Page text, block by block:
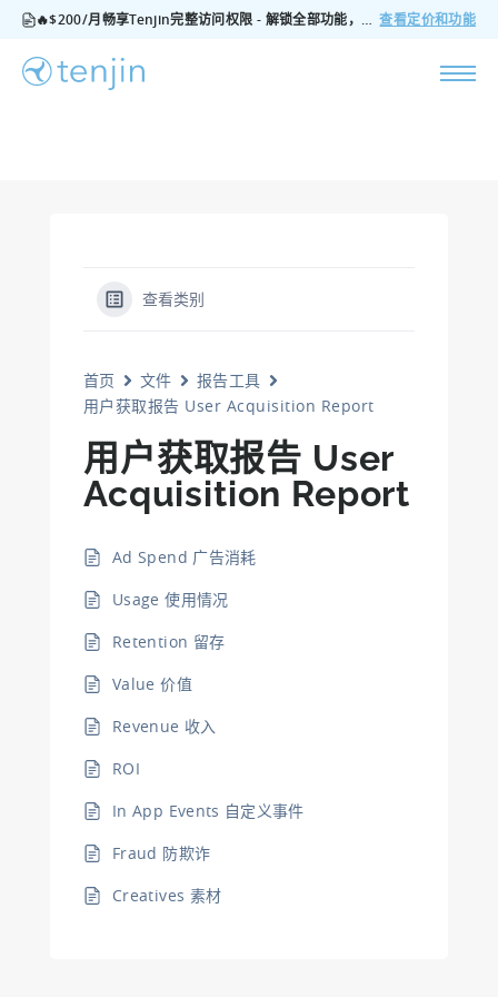
🔥$200/月畅享Tenjin完整访问权限 - 解锁全部功能，无隐藏费用，随时可取消 查看定价和功能
查看类别
首页 文件
报告工具
用户获取报告 User Acquisition Report
用户获取报告 User
Acquisition Report
Ad Spend 广告消耗
Usage 使用情况
Retention 留存
Value 价值
Revenue 收入
ROI
In App Events 自定义事件
Fraud 防欺诈
Creatives 素材